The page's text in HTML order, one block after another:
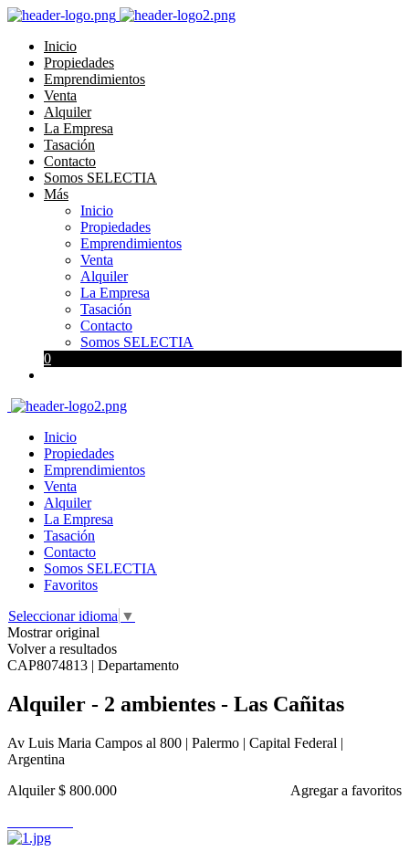
Inicio
Propiedades
Emprendimientos
Venta
Alquiler
La Empresa
Tasación
Contacto
Somos SELECTIA
Más
Inicio
Propiedades
Emprendimientos
Venta
Alquiler
La Empresa
Tasación
Contacto
Somos SELECTIA
0
Inicio
Propiedades
Emprendimientos
Venta
Alquiler
La Empresa
Tasación
Contacto
Somos SELECTIA
Favoritos
Seleccionar idioma ▼
Mostrar original
Volver a resultados
CAP8074813 | Departamento
Alquiler - 2 ambientes - Las Cañitas
Av Luis Maria Campos al 800 | Palermo | Capital Federal |
Argentina
Agregar a favoritos
Alquiler $ 800.000